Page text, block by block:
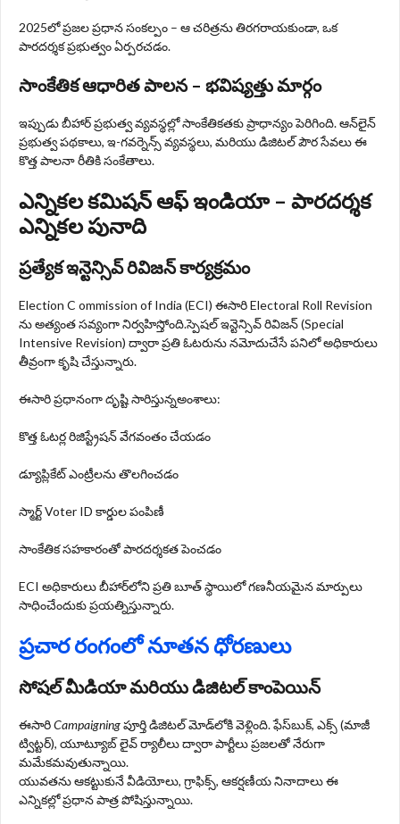
2025లో ప్రజల ప్రధాన సంకల్పం – ఆ చరిత్రను తిరగరాయకుండా, ఒక
పారదర్శక ప్రభుత్వం ఏర్పరచడం.
సాంకేతిక ఆధారిత పాలన – భవిష్యత్తు మార్గం
ఇప్పుడు బీహార్ ప్రభుత్వ వ్యవస్థల్లో సాంకేతికతకు ప్రాధాన్యం పెరిగింది. ఆన్‌లైన్
ప్రభుత్వ పథకాలు, ఇ-గవర్నెన్స్ వ్యవస్థలు, మరియు డిజిటల్ పౌర సేవలు ఈ
కొత్త పాలనా రీతికి సంకేతాలు.
ఎన్నికల కమిషన్ ఆఫ్ ఇండియా – పారదర్శక
ఎన్నికల పునాది
ప్రత్యేక ఇన్టెన్సివ్ రివిజన్ కార్యక్రమం
Election C ommission of India (ECI) ఈసారి Electoral Roll Revision
ను అత్యంత సవ్యంగా నిర్వహిస్తోంది.స్పెషల్ ఇన్టెన్సివ్ రివిజన్ (Special
Intensive Revision) ద్వారా ప్రతి ఓటరును నమోదుచేసే పనిలో అధికారులు
తీవ్రంగా కృషి చేస్తున్నారు.
ఈసారి ప్రధానంగా దృష్టి సారిస్తున్నఅంశాలు:
కొత్త ఓటర్ల రిజిస్ట్రేషన్ వేగవంతం చేయడం
డ్యూప్లికేట్ ఎంట్రీలను తొలగించడం
స్మార్ట్ Voter ID కార్డుల పంపిణీ
సాంకేతిక సహకారంతో పారదర్శకత పెంచడం
ECI అధికారులు బీహార్‌లోని ప్రతి బూత్ స్థాయిలో గణనీయమైన మార్పులు
సాధించేందుకు ప్రయత్నిస్తున్నారు.
ప్రచార రంగంలో నూతన ధోరణులు
సోషల్ మీడియా మరియు డిజిటల్ కాంపెయిన్
ఈసారిCampaigningపూర్తి డిజిటల్ మోడ్‌లోకి వెళ్లింది. ఫేస్‌బుక్, ఎక్స్ (మాజీ
ట్విట్టర్), యూట్యూబ్ లైవ్ ర్యాలీలు ద్వారా పార్టీలు ప్రజలతో నేరుగా
మమేకమవుతున్నాయి.
యువతను ఆకట్టుకునే వీడియోలు, గ్రాఫిక్స్, ఆకర్షణీయ నినాదాలు ఈ
ఎన్నికల్లో ప్రధాన పాత్ర పోషిస్తున్నాయి.